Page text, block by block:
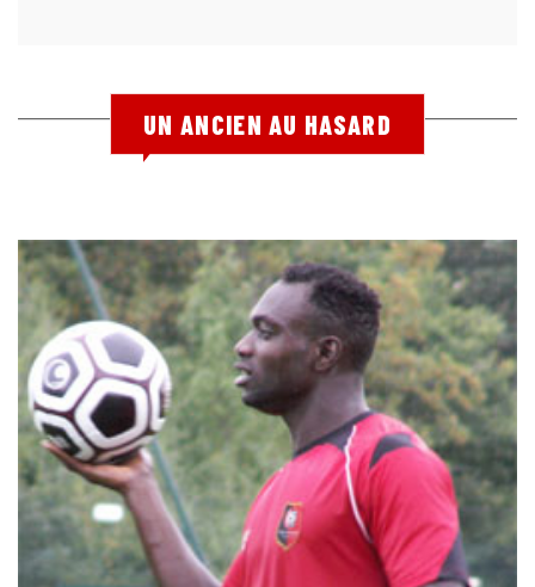
UN ANCIEN AU HASARD